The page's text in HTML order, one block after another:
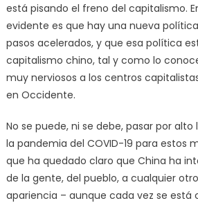
está pisando el freno del capitalismo.
evidente es que hay una nueva
pasos acelerados, y que esa política
capitalismo chino, tal y como lo
muy nerviosos a los centros
en Occidente.
No se puede, ni se debe, pasar por
la pandemia del COVID-19 para estos
que ha quedado claro que China ha
de la gente, del pueblo, a cualquier
apariencia – aunque cada vez se